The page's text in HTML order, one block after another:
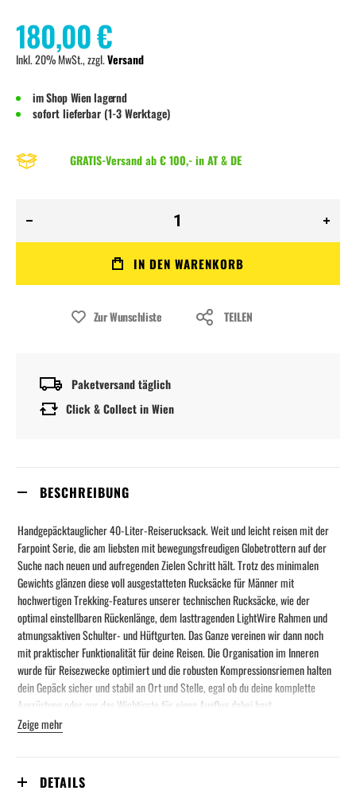
180,00 €
Inkl. 20% MwSt., zzgl.Versand
im Shop Wien lagernd
sofort lieferbar (1-3 Werktage)
GRATIS-Versand ab € 100,- in AT & DE
IN DEN WARENKORB
Zur Wunschliste TEILEN
Paketversand täglich
Click & Collect in Wien
BESCHREIBUNG
Handgepäcktauglicher 40-Liter-Reiserucksack. Weit und leicht reisen mit der
Farpoint Serie, die am liebsten mit bewegungsfreudigen Globetrottern auf der
Suche nach neuen und aufregenden Zielen Schritt hält. Trotz des minimalen
Gewichts glänzen diese voll ausgestatteten Rucksäcke für Männer mit
hochwertigen Trekking-Features unserer technischen Rucksäcke, wie der
optimal einstellbaren Rückenlänge, dem lasttragenden LightWire Rahmen und
atmungsaktiven Schulter- und Hüftgurten. Das Ganze vereinen wir dann noch
mit praktischer Funktionalität für deine Reisen. Die Organisation im Inneren
wurde für Reisezwecke optimiert und die robusten Kompressionsriemen halten
dein Gepäck sicher und stabil an Ort und Stelle, egal ob du deine komplette
Ausrüstung oder nur das Wichtigste für einen Ausflug dabei hast.
Der bequemste und funktionalste Rucksack, den sie mit auf ihre
Größenvorgaben für Handgepäck entspricht.
Zeige mehr
DETAILS